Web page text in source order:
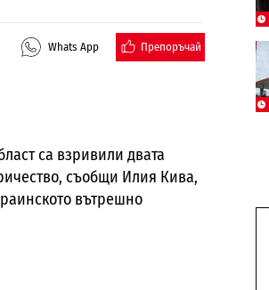
Whats App Препоръчай
са взривили двата
съобщи Илия Кива,
вътрешно